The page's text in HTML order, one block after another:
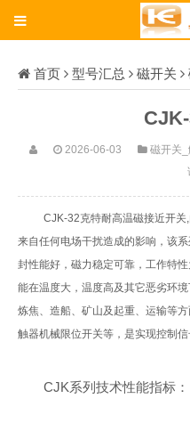
首页 型号汇总 磁开关
2026-06-03 磁开关
CJK-32克特耐高温磁接近开
来自任何电场干扰造成的影响，该
封性能好，磁力稳定可靠，工作特
能在温度大，温度高及其它恶劣环
炼焦、造船、矿山及起重、运输等
触器机械限位开关等，是实现控制信
CJK系列技术性能指标：